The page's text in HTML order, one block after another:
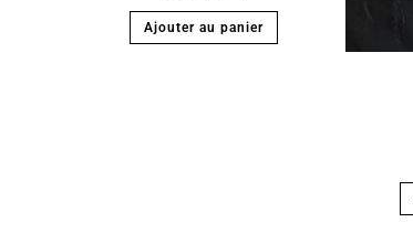
Ajouter au panier